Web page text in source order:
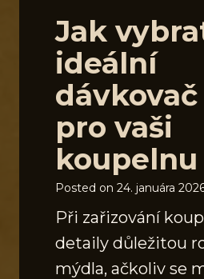
Jak
ideální
pro vaši
koupelnu
Posted on 24. januára
Při zařizování
detaily důležitou
mýdla, ačkoliv se